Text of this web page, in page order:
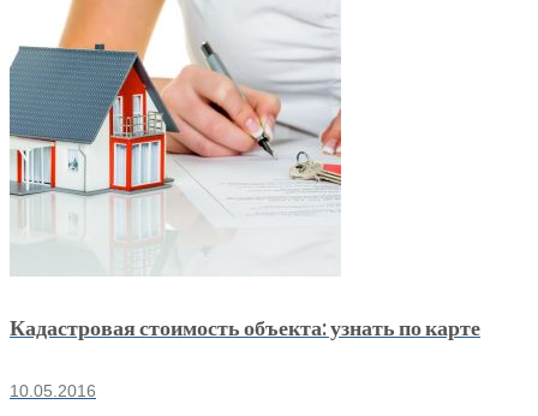
Кадастровая стоимость объекта: узнать по карте
10.05.2016